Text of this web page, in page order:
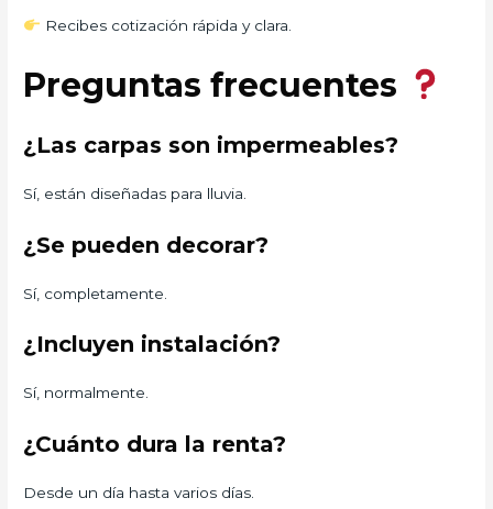
Recibes cotización rápida y clara.
Preguntas frecuentes
¿Las carpas son impermeables?
Sí, están diseñadas para lluvia.
¿Se pueden decorar?
Sí, completamente.
¿Incluyen instalación?
Sí, normalmente.
¿Cuánto dura la renta?
Desde un día hasta varios días.